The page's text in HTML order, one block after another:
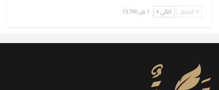
السابق التالي 1 من 13٬790